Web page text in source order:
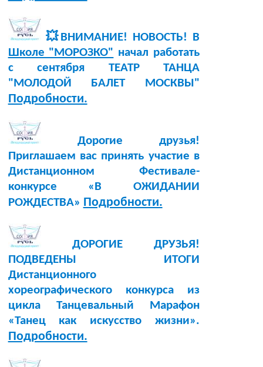
💥ВНИМАНИЕ! НОВОСТЬ! В
Школе "МОРОЗКО" начал работать
с сентября ТЕАТР ТАНЦА
"МОЛОДОЙ БАЛЕТ МОСКВЫ"
Подробности.
Дорогие друзья!
Приглашаем вас принять участие в
Дистанционном Фестивале-
конкурсе «В ОЖИДАНИИ
РОЖДЕСТВА» Подробности.
ДОРОГИЕ ДРУЗЬЯ!
ПОДВЕДЕНЫ ИТОГИ
Дистанционного
хореографического конкурса из
цикла Танцевальный Марафон
«Танец как искусство жизни».
Подробности.